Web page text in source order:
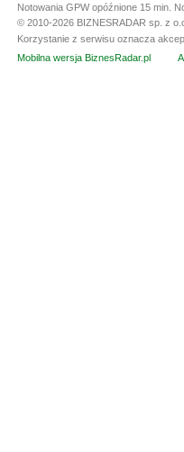
Notowania GPW opóźnione 15 min.
© 2010-2026 BIZNESRADAR sp. z
Korzystanie z serwisu oznacza
Mobilna wersja BiznesRadar.pl